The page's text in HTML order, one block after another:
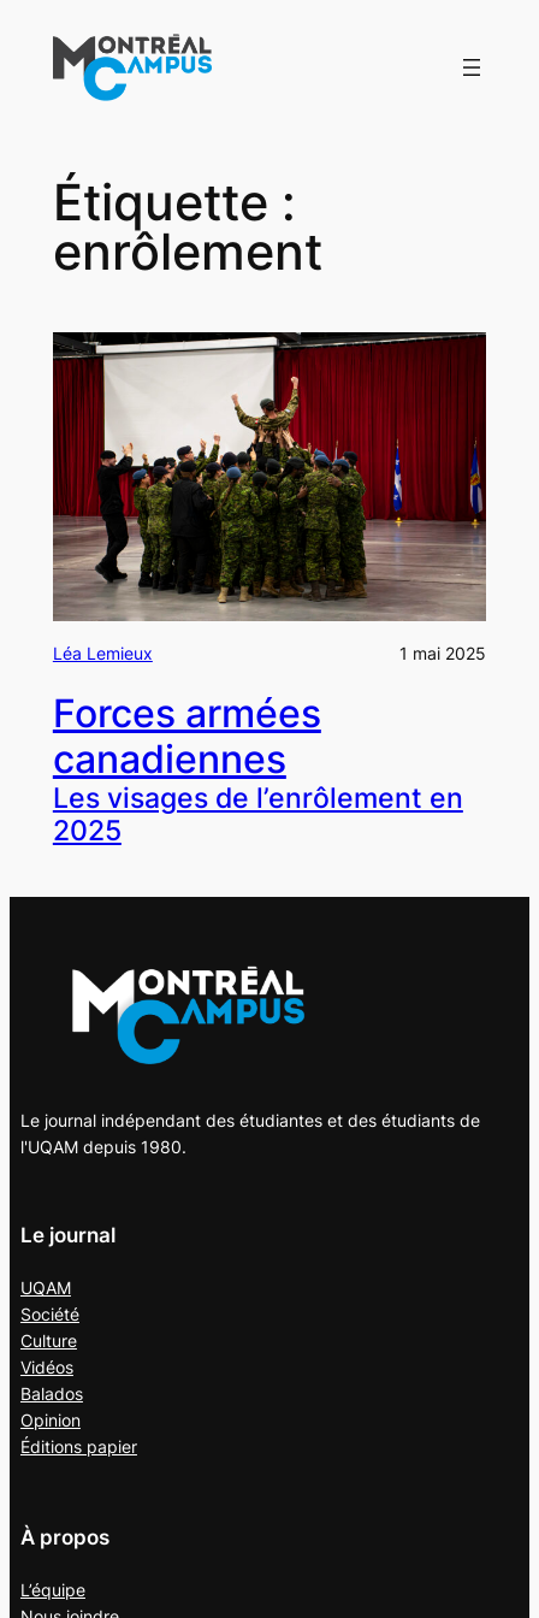
contenu
Étiquette :
enrôlement
Léa Lemieux 1 mai 2025
Forces armées
canadiennes
Les visages de l’enrôlement en
2025
Le journal indépendant des étudiantes et des étudiants de
l'UQAM depuis 1980.
Le journal
UQAM
Société
Culture
Vidéos
Balados
Opinion
Éditions papier
À propos
L’équipe